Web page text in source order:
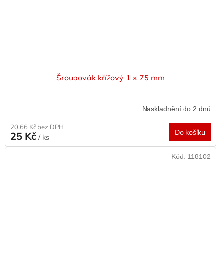
Šroubovák křížový 1 x 75 mm
Naskladnění do 2 dnů
20,66 Kč bez DPH
25 Kč / ks
Do košíku
Kód: 118102